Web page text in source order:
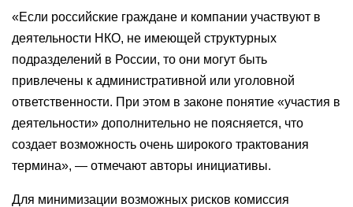
«Если российские граждане и компании участвуют в
деятельности НКО, не имеющей структурных
подразделений в России, то они могут быть
привлечены к административной или уголовной
ответственности. При этом в законе понятие «участия в
деятельности» дополнительно не поясняется, что
создает возможность очень широкого трактования
термина», — отмечают авторы инициативы.
Для минимизации возможных рисков комиссия